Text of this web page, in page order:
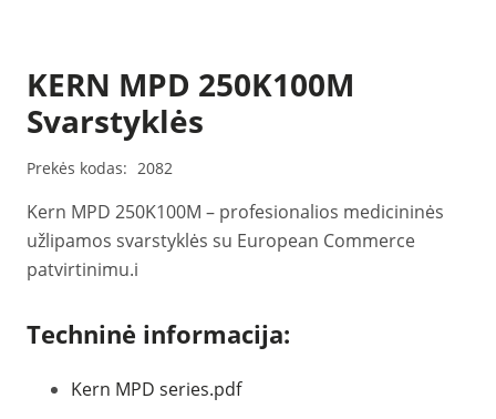
KERN MPD 250K100M
Svarstyklės
Prekės kodas: 2082
Kern MPD 250K100M – profesionalios medicininės
užlipamos svarstyklės su European Commerce
patvirtinimu.i
Techninė informacija:
Kern MPD series.pdf